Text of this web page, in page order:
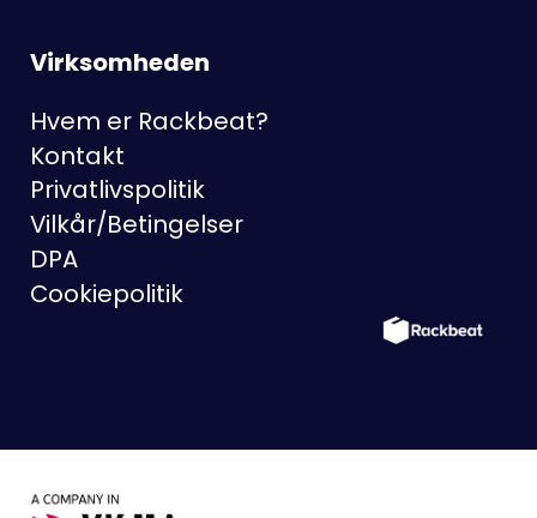
Virksomheden
Hvem er Rackbeat?
Kontakt
Privatlivspolitik
Vilkår/Betingelser
DPA
Cookiepolitik